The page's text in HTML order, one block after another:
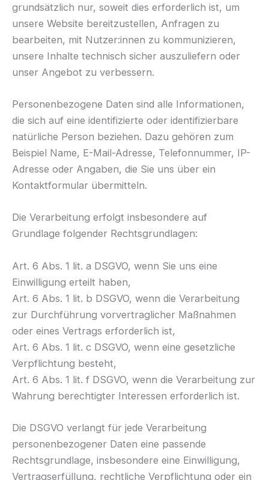
grundsätzlich nur, soweit dies erforderlich ist, um
unsere Website bereitzustellen, Anfragen zu
bearbeiten, mit Nutzer:innen zu kommunizieren,
unsere Inhalte technisch sicher auszuliefern oder
unser Angebot zu verbessern.
Personenbezogene Daten sind alle Informationen,
die sich auf eine identifizierte oder identifizierbare
natürliche Person beziehen. Dazu gehören zum
Beispiel Name, E-Mail-Adresse, Telefonnummer, IP-
Adresse oder Angaben, die Sie uns über ein
Kontaktformular übermitteln.
Die Verarbeitung erfolgt insbesondere auf
Grundlage folgender Rechtsgrundlagen:
Art. 6 Abs. 1 lit. a DSGVO, wenn Sie uns eine
Einwilligung erteilt haben,
Art. 6 Abs. 1 lit. b DSGVO, wenn die Verarbeitung
zur Durchführung vorvertraglicher Maßnahmen
oder eines Vertrags erforderlich ist,
Art. 6 Abs. 1 lit. c DSGVO, wenn eine gesetzliche
Verpflichtung besteht,
Art. 6 Abs. 1 lit. f DSGVO, wenn die Verarbeitung zur
Wahrung berechtigter Interessen erforderlich ist.
Die DSGVO verlangt für jede Verarbeitung
personenbezogener Daten eine passende
Rechtsgrundlage, insbesondere eine Einwilligung,
Vertragserfüllung, rechtliche Verpflichtung oder ein